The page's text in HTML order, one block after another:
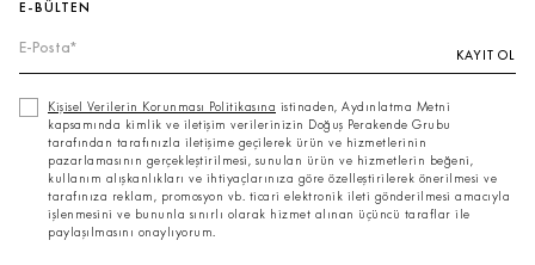
E-BÜLTEN
KAYIT OL
Kişisel Verilerin Korunması Politikasına istinaden, Aydınlatma Metni
kapsamında kimlik ve iletişim verilerinizin Doğuş Perakende Grubu
tarafından tarafınızla iletişime geçilerek ürün ve hizmetlerinin
pazarlamasının gerçekleştirilmesi, sunulan ürün ve hizmetlerin beğeni,
kullanım alışkanlıkları ve ihtiyaçlarınıza göre özelleştirilerek önerilmesi ve
tarafınıza reklam, promosyon vb. ticari elektronik ileti gönderilmesi amacıyla
işlenmesini ve bununla sınırlı olarak hizmet alınan üçüncü taraflar ile
paylaşılmasını onaylıyorum.